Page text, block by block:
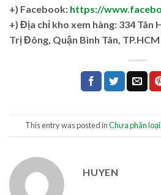
+) Facebook: https://
+) Địa chỉ kho xem hàng: 334 Tân
Trị Đông, Quận Bình Tân, TP.HCM
This entry was posted inChưa phân loại
HUYEN